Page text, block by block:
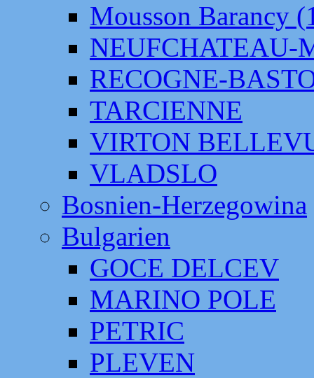
Mousson Barancy
NEUFCHATEAU-
RECOGNE-
TARCIENNE
VIRTON
VLADSLO
Bosnien-Herzegowina
Bulgarien
GOCE DELCEV
MARINO POLE
PETRIC
PLEVEN